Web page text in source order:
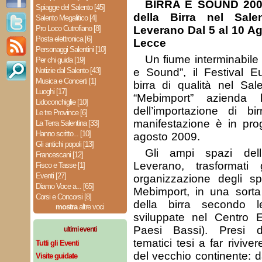
Spiagge del Salento [45]
Salento Megalitico [4]
Pro Loco Cutrofiano [8]
Posta elettronica [6]
Personaggi Salentini [10]
Per chi guida [19]
Notizie dal Salento [43]
Musica e Concerti [1]
Luoghi [17]
Lidoconchiglie [10]
Le tre Province [6]
La Terra Salentina [33]
Hanno scritto... [10]
Gli antichi popoli [13]
Francescani [12]
Fisco e Tasse [1]
Eventi [27]
Diamo Voce a... [65]
Corsi e Concorsi [8]
mostraaltre voci
ultimi eventi
Tutti gli Eventi
Visite guidate
BIRRA E SOUND
della Birra nel
Leverano Dal 5 al 10
Lecce
Un fiume
e Sound”, il Festival
birra di qualità nel
“Mebimport”
dell’importazione di
manifestazione è in
agosto 2009.
Gli ampi spazi
Leverano, trasformati
organizzazione degli
Mebimport, in una
della birra secondo
sviluppate nel Centro
Paesi Bassi). Presi
tematici tesi a far
del vecchio continente: